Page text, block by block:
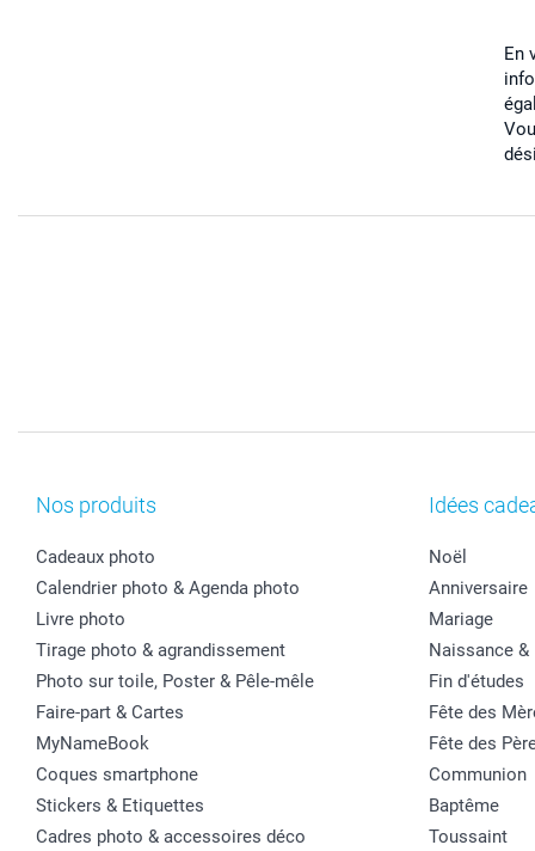
En
Nos produits
Cadeaux photo
Calendrier photo & Agenda photo
Livre photo
Tirage photo & agrandissement
Photo sur toile, Poster & Pêle-mêle
Faire-part & Cartes
MyNameBook
Coques smartphone
Stickers & Etiquettes
Cadres photo & accessoires déco
Idées
Noël
Anniversaire
Mariage
Naissance &
Fin d'études
Fête des
Fête des
Communion
Baptême
Toussaint